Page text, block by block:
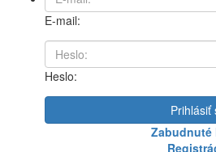
E-mail:
Heslo:
Prihlásiť
Zabudnuté